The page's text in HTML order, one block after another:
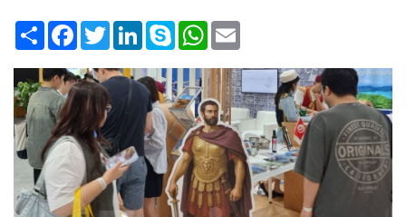
Share
FacebookTwitterLinkedInSkype
WhatsAppEmail